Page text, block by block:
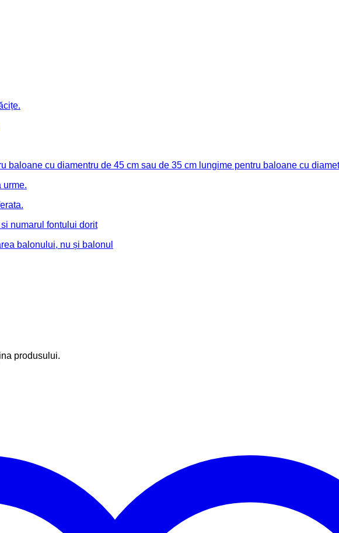
baloane cu diamentru de 45 cm sau de 35 cm lungime pentru baloane cu
urme.
numarul fontului dorit
balonului, nu și balonul
produsului.